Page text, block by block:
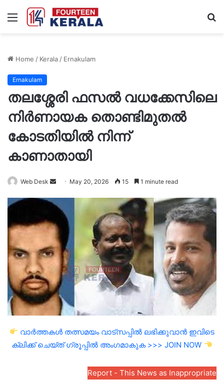
Menu
Home / Kerala/ Ernakulam
Ernakulam
തലശ്ശേരി ഫസല്‍ വധക്കേസിലെ
നിർണായക തൊണ്ടിമുതല്‍
കോടതിയില്‍ നിന്ന്
കാണാതായി
Web Desk
Send
email
May 20, 2026 15 1 minute read
വാർത്തകൾ തത്സമയം വാട്സപ്പിൽ ലഭിക്കുവാൻ ഇവിടെ
ക്ലിക്ക് ചെയ്ത് ഗ്രൂപ്പിൽ അംഗമാകുക >>> JOIN NOW
Report - This News as Inappropriate